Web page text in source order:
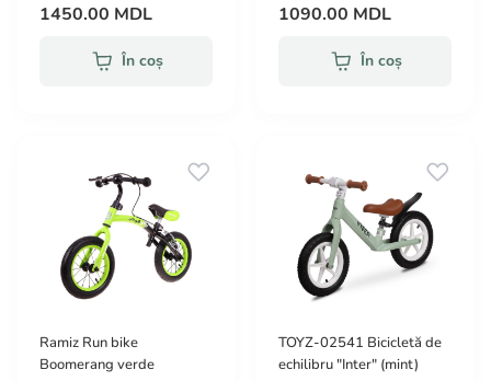
1450.00 MDL
În coș
1090.00 MDL
În coș
Ramiz Run bike
Boomerang verde
TOYZ-02541 Bicicletă de
echilibru "Inter" (mint)